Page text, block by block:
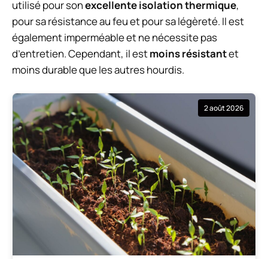
utilisé pour sonexcellente isolation thermique,
pour sa résistance au feu et pour sa légèreté. Il est
également imperméable et ne nécessite pas
d’entretien. Cependant, il estmoins résistantet
moins durable que les autres hourdis.
2 août 2026